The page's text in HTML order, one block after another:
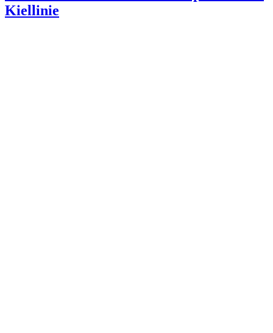
Kiellinie